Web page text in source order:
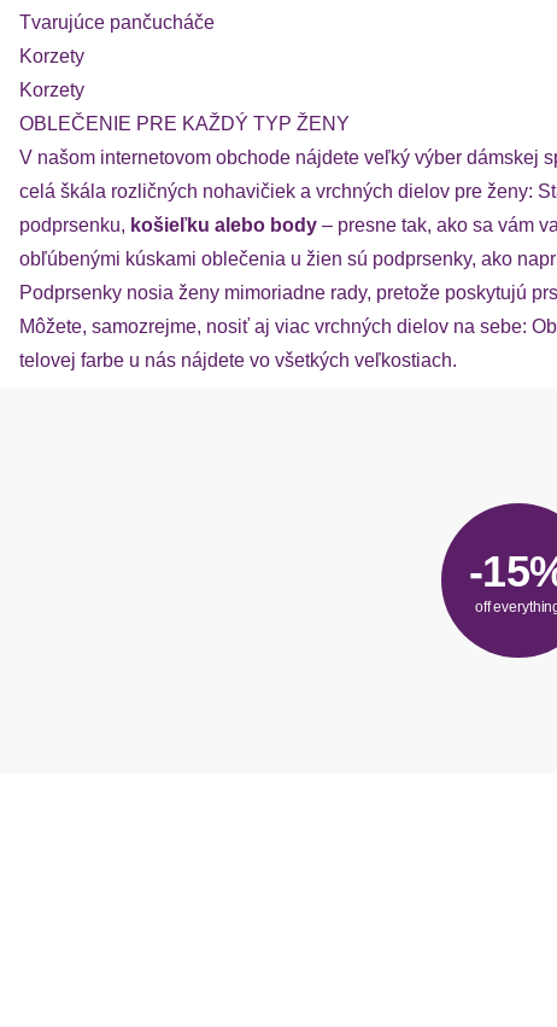
Tvarujúce pančucháče
Korzety
Korzety
OBLEČENIE PRE KAŽDÝ TYP ŽENY
V našom internetovom obchode nájdete veľký výber dámskej
celá škála rozličných nohavičiek a vrchných dielov pre ženy:
podprsenku, košieľku alebo body – presne tak, ako sa vám
obľúbenými kúskami oblečenia u žien sú podprsenky, ako
Podprsenky nosia ženy mimoriadne rady, pretože poskytujú
Môžete, samozrejme, nosiť aj viac vrchných dielov na sebe:
telovej farbe u nás nájdete vo všetkých veľkostiach.
-
off